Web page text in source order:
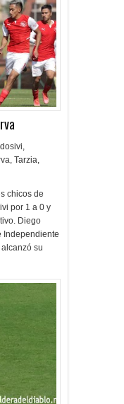
,
, Tarzia,
chicos de
por 1 a 0 y
Diego
Independiente
su